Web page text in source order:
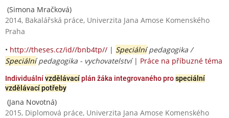
(Simona Mračková)
2014, Bakalářská práce, Univerzita Jana Amose Komenského
Praha
• http://theses.cz/id//bnb4tp// | Speciálnípedagogika /
Speciálnípedagogika - vychovatelství| Práce na příbuzné téma
Individuálnívzdělávacíplán žáka integrovaného prospeciální
vzdělávací potřeby
(Jana Novotná)
2015, Diplomová práce, Univerzita Jana Amose Komenského